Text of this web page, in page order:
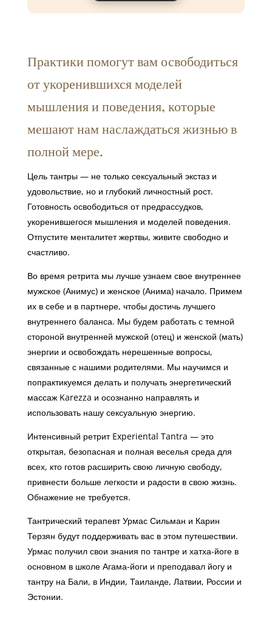
Практики помогут вам освободиться
от укоренившихся моделей
мышления и поведения, которые
мешают нам наслаждаться жизнью в
полной мере.
Цель тантры — не только сексуальный экстаз и
удовольствие, но и глубокий личностный рост.
Готовность освободиться от предрассудков,
укоренившегося мышления и моделей поведения.
Отпустите менталитет жертвы, живите свободно и
счастливо.
Во время ретрита мы лучше узнаем свое внутреннее
мужское (Анимус) и женское (Анима) начало. Примем
их в себе и в партнере, чтобы достичь лучшего
внутреннего баланса. Мы будем работать с темной
стороной внутренней мужской (отец) и женской (мать)
энергии и освобождать нерешенные вопросы,
связанные с нашими родителями. Мы научимся и
попрактикуемся делать и получать энергетический
массаж Karezza и осознанно направлять и
использовать нашу сексуальную энергию.
Интенсивный ретрит Experiental Tantra — это
открытая, безопасная и полная веселья среда для
всех, кто готов расширить свою личную свободу,
привнести больше легкости и радости в свою жизнь.
Обнажение не требуется.
Тантрический терапевт Урмас Сильман и Карин
Терзян будут поддерживать вас в этом путешествии.
Урмас получил свои знания по тантре и хатха-йоге в
основном в школе Агама-йоги и преподавал йогу и
тантру на Бали, в Индии, Таиланде, Латвии, России и
Эстонии.